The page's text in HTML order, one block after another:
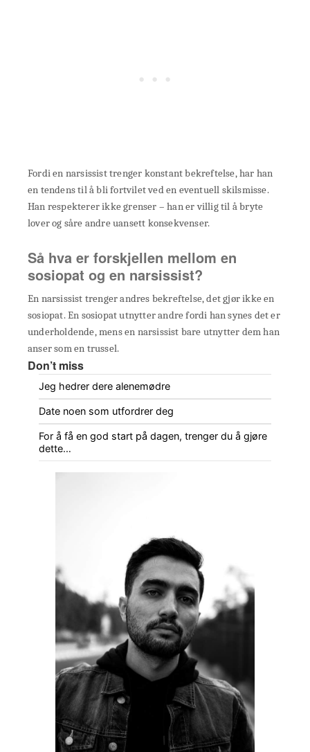
Fordi en narsissist trenger konstant bekreftelse, har han
en tendens til å bli fortvilet ved en eventuell skilsmisse.
Han respekterer ikke grenser – han er villig til å bryte
lover og såre andre uansett konsekvenser.
Så hva er forskjellen mellom en
sosiopat og en narsissist?
En narsissist trenger andres bekreftelse, det gjør ikke en
sosiopat. En sosiopat utnytter andre fordi han synes det er
underholdende, mens en narsissist bare utnytter dem han
anser som en trussel.
Don’t miss
Jeg hedrer dere alenemødre
Date noen som utfordrer deg
For å få en god start på dagen, trenger du å gjøre
dette…